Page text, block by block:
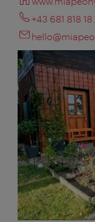
+43 681 818